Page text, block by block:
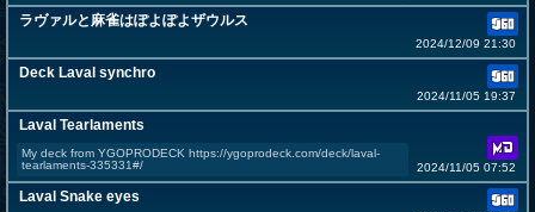
ラヴァルと麻雀はぽよぽよザウルス
2024/12/09 21:30
Deck Laval synchro
2024/11/05 19:37
Laval Tearlaments
My deck from YGOPRODECK https://ygoprodeck.com/deck/laval-
tearlaments-335331#/
2024/11/05 07:52
Laval Snake eyes